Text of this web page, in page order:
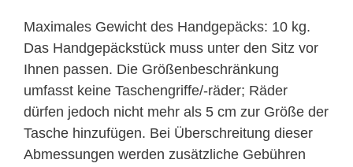
Maximales Gewicht des Handgepäcks: 10 kg.
Das Handgepäckstück muss unter den Sitz vor
Ihnen passen. Die Größenbeschränkung
umfasst keine Taschengriffe/-räder; Räder
dürfen jedoch nicht mehr als 5 cm zur Größe der
Tasche hinzufügen. Bei Überschreitung dieser
Abmessungen werden zusätzliche Gebühren